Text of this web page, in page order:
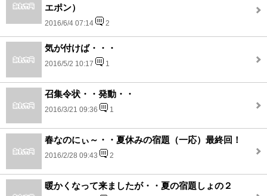
エポン）
2016/6/4 07:14 2
気が付けば・・・
2016/5/2 10:17 1
召集令状・・発動・・
2016/3/21 09:36 1
春なのにぃ～・・夏休みの宿題（一応）最終回！
2016/2/28 09:43 2
暖かくなって来ましたが・・夏の宿題しょの２